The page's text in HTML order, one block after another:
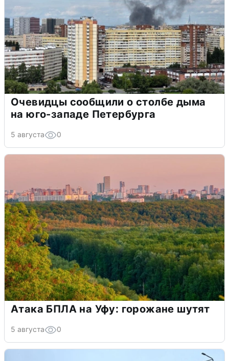
Очевидцы сообщили о столбе дыма
на юго-западе Петербурга
5 августа 0
Атака БПЛА на Уфу: горожане шутят
5 августа 0